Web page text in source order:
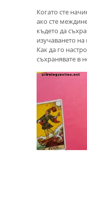
Когато сте
ако сте
където да
изучаването на
Как да го
съхранявате в